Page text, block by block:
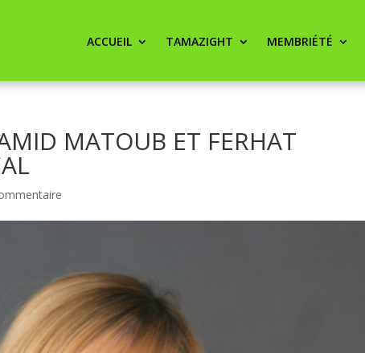
ACCUEIL TAMAZIGHT MEMBRIÉTÉ
MATOUB ET FERHAT